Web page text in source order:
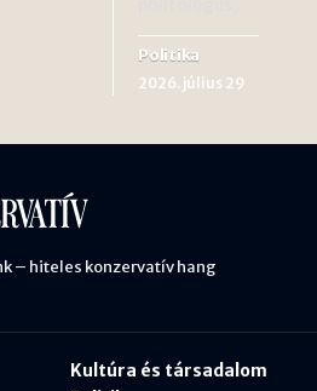
Politika
2026. július 29
– hiteles konzervatív hang
Kultúra és társadalom